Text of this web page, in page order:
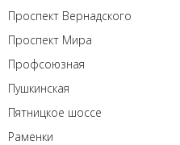
Проспект Вернадского
Проспект Мира
Профсоюзная
Пушкинская
Пятницкое шоссе
Раменки